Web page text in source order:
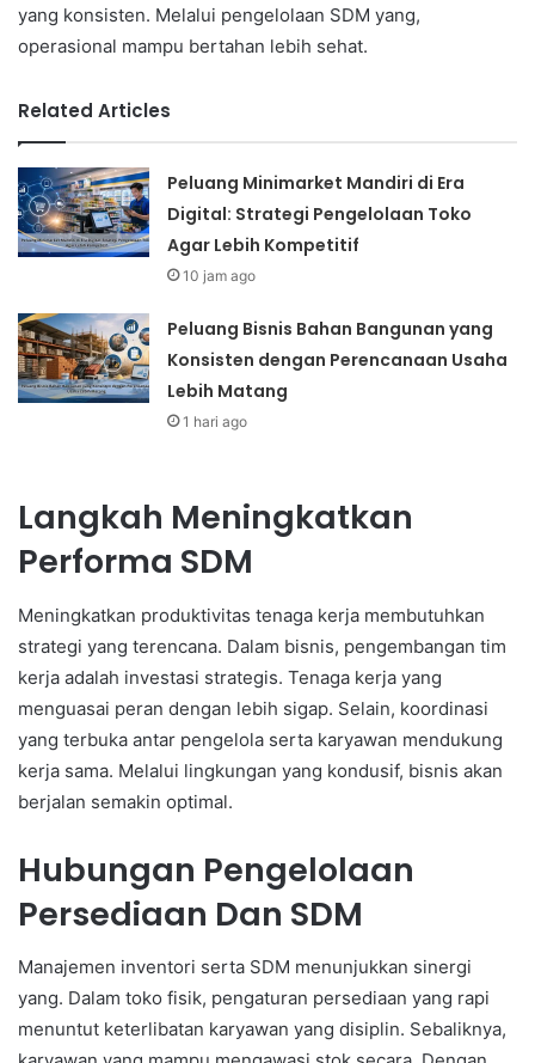
yang konsisten. Melalui pengelolaan SDM yang,
operasional mampu bertahan lebih sehat.
Related Articles
Peluang Minimarket Mandiri di Era
Digital: Strategi Pengelolaan Toko
Agar Lebih Kompetitif
10 jam ago
Peluang Bisnis Bahan Bangunan yang
Konsisten dengan Perencanaan Usaha
Lebih Matang
1 hari ago
Langkah Meningkatkan
Performa SDM
Meningkatkan produktivitas tenaga kerja membutuhkan
strategi yang terencana. Dalam bisnis, pengembangan tim
kerja adalah investasi strategis. Tenaga kerja yang
menguasai peran dengan lebih sigap. Selain, koordinasi
yang terbuka antar pengelola serta karyawan mendukung
kerja sama. Melalui lingkungan yang kondusif, bisnis akan
berjalan semakin optimal.
Hubungan Pengelolaan
Persediaan Dan SDM
Manajemen inventori serta SDM menunjukkan sinergi
yang. Dalam toko fisik, pengaturan persediaan yang rapi
menuntut keterlibatan karyawan yang disiplin. Sebaliknya,